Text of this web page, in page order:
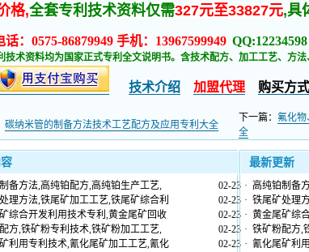
格,全套专利技术资料仅需327元至33827元,具
话：0575-86879949 手机：13967599949 QQ:12234598
技术资料均为国家正式专利全文说明书。含技术配方、加工工艺、方法
技术介绍 加盟代理 购买方式
碳纳米管的制备方法技术工艺配方及应用专利大全
下一篇： 氟化物
全
备方法,高纯铂配方,高纯铂生产工艺,
02-23
理方法,铁尾矿加工工艺,铁尾矿综合利
02-23
综合开发利用技术专利,黄金尾矿回收
02-23
方,铁矿粉专利技术,铁矿粉加工工艺,
02-23
利用专利技术,氰化尾矿加工工艺,氰化
02-23
最新更新
· 高纯铂制备
· 铁尾矿处理
· 黄金尾矿综
· 铁矿粉配方,
· 氰化尾矿利